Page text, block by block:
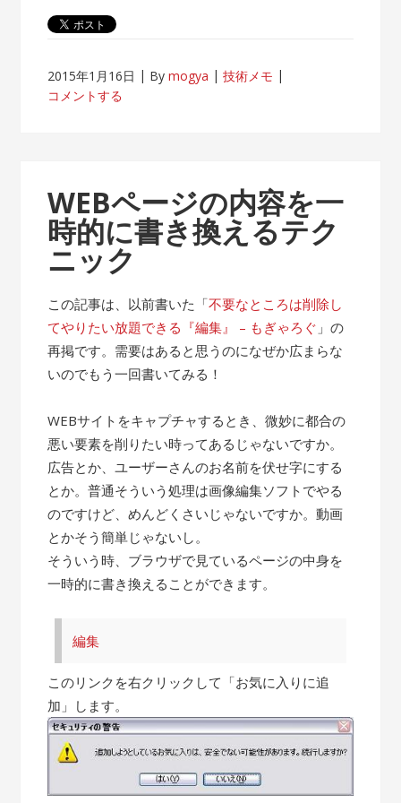
2015年1月16日 Bymogya
技術メモ
コメントする
WEBページの内容を一
時的に書き換えるテク
ニック
この記事は、以前書いた「不要なところは削除し
てやりたい放題できる『編集』 – もぎゃろぐ 」の
再掲です。需要はあると思うのになぜか広まらな
いのでもう一回書いてみる！
WEBサイトをキャプチャするとき、微妙に都合の
悪い要素を削りたい時ってあるじゃないですか。
広告とか、ユーザーさんのお名前を伏せ字にする
とか。普通そういう処理は画像編集ソフトでやる
のですけど、めんどくさいじゃないですか。動画
とかそう簡単じゃないし。
そういう時、ブラウザで見ているページの中身を
一時的に書き換えることができます。
編集
このリンクを右クリックして「お気に入りに追
加」します。